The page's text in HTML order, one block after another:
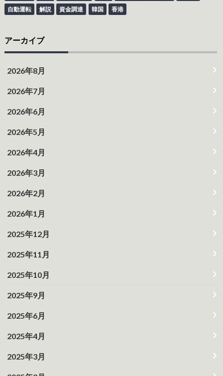
自動運転
解説 資金調達 韓国 香港
アーカイブ
2026年8月
2026年7月
2026年6月
2026年5月
2026年4月
2026年3月
2026年2月
2026年1月
2025年12月
2025年11月
2025年10月
2025年9月
2025年6月
2025年4月
2025年3月